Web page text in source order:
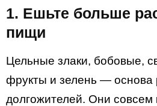
1. Ешьте больше
пищи
Цельные злаки, бобовые,
фрукты и зелень — основа
долгожителей. Они совсем